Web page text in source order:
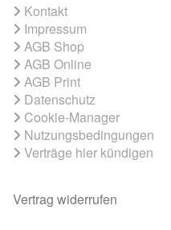
Kontakt
Impressum
AGB Shop
AGB Online
AGB Print
Datenschutz
Cookie-Manager
Nutzungsbedingungen
Verträge hier kündigen
Vertrag widerrufen